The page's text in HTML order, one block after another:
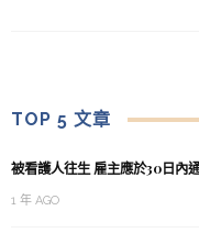
TOP 5 文章
被看護人往生 雇主應於30日內
1 年 AGO